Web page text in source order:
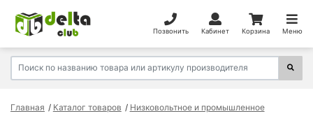
Позвонить Кабинет Корзина Меню
Главная Каталог товаров
Низковольтное и промышленное